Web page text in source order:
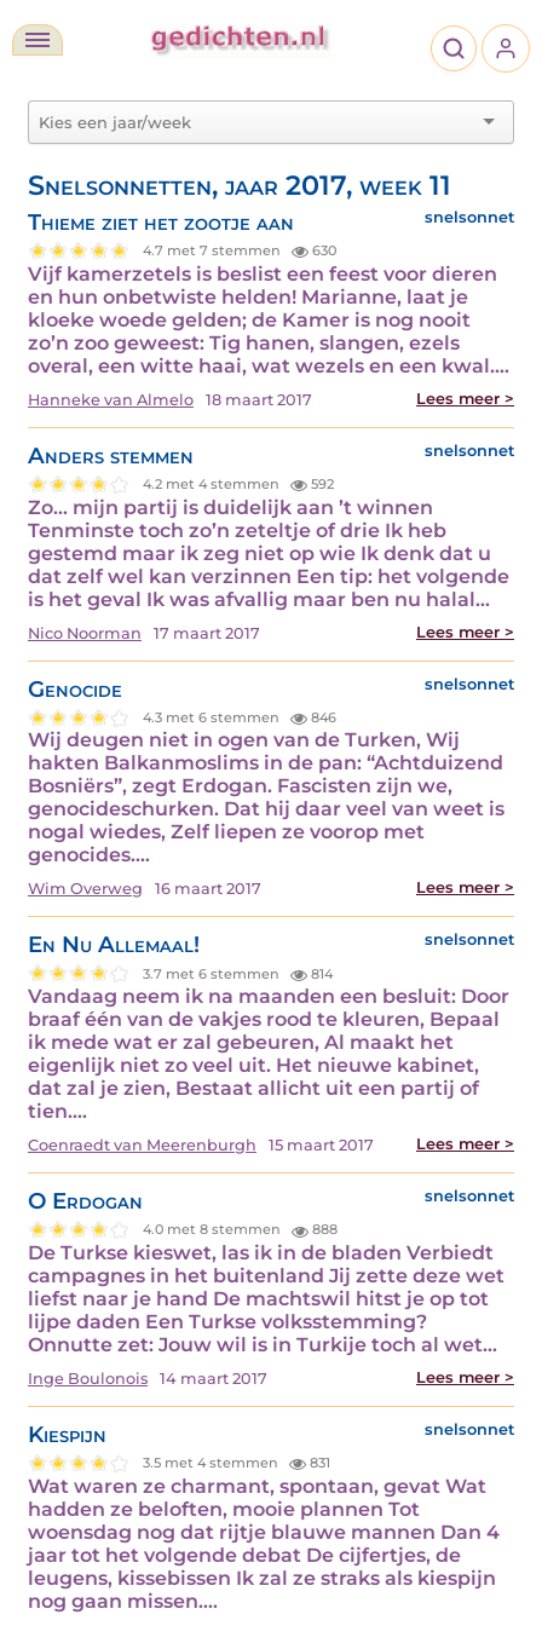
Snelsonnetten, jaar 2017, week 11
Thieme ziet het zootje aan snelsonnet
4.7 met 7 stemmen 630
Vijf kamerzetels is beslist een feest voor dieren
en hun onbetwiste helden! Marianne, laat je
kloeke woede gelden; de Kamer is nog nooit
zo’n zoo geweest: Tig hanen, slangen, ezels
overal, een witte haai, wat wezels en een kwal.…
Hanneke van Almelo 18 maart 2017 Lees meer >
Anders stemmen snelsonnet
4.2 met 4 stemmen 592
Zo... mijn partij is duidelijk aan ’t winnen
Tenminste toch zo’n zeteltje of drie Ik heb
gestemd maar ik zeg niet op wie Ik denk dat u
dat zelf wel kan verzinnen Een tip: het volgende
is het geval Ik was afvallig maar ben nu halal…
Nico Noorman 17 maart 2017 Lees meer >
Genocide snelsonnet
4.3 met 6 stemmen 846
Wij deugen niet in ogen van de Turken, Wij
hakten Balkanmoslims in de pan: “Achtduizend
Bosniërs”, zegt Erdogan. Fascisten zijn we,
genocideschurken. Dat hij daar veel van weet is
nogal wiedes, Zelf liepen ze voorop met
genocides.…
Wim Overweg 16 maart 2017 Lees meer >
En Nu Allemaal! snelsonnet
3.7 met 6 stemmen 814
Vandaag neem ik na maanden een besluit: Door
braaf één van de vakjes rood te kleuren, Bepaal
ik mede wat er zal gebeuren, Al maakt het
eigenlijk niet zo veel uit. Het nieuwe kabinet,
dat zal je zien, Bestaat allicht uit een partij of
tien.…
Coenraedt van Meerenburgh 15 maart 2017 Lees meer >
O Erdogan snelsonnet
4.0 met 8 stemmen 888
De Turkse kieswet, las ik in de bladen Verbiedt
campagnes in het buitenland Jij zette deze wet
liefst naar je hand De machtswil hitst je op tot
lijpe daden Een Turkse volksstemming?
Onnutte zet: Jouw wil is in Turkije toch al wet…
Inge Boulonois 14 maart 2017 Lees meer >
Kiespijn snelsonnet
3.5 met 4 stemmen 831
Wat waren ze charmant, spontaan, gevat Wat
hadden ze beloften, mooie plannen Tot
woensdag nog dat rijtje blauwe mannen Dan 4
jaar tot het volgende debat De cijfertjes, de
leugens, kissebissen Ik zal ze straks als kiespijn
nog gaan missen.…